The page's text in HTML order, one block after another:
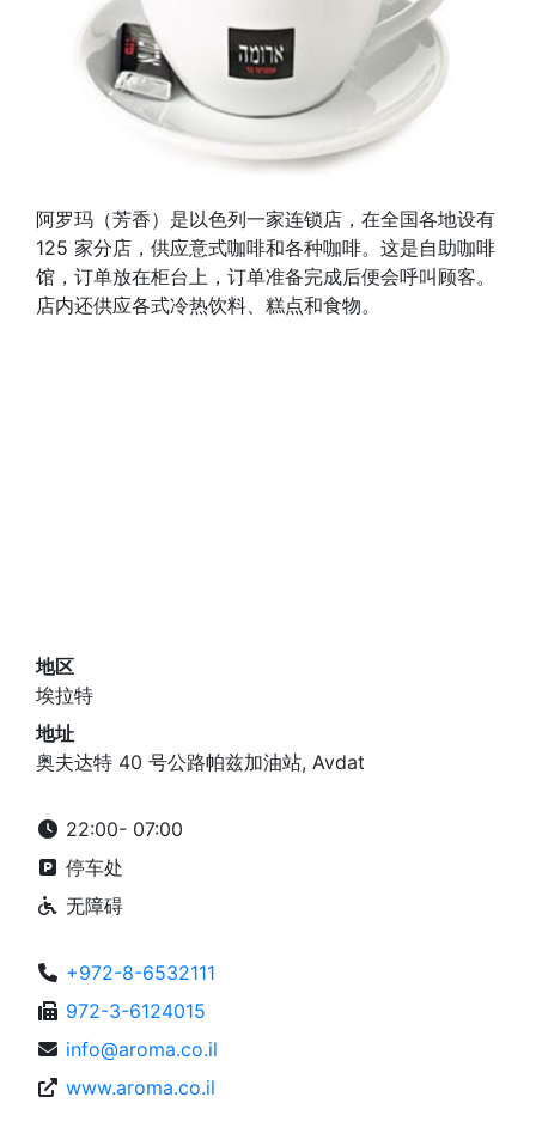
阿罗玛（芳香）是以色列一家连锁店，在全国各地设有
125 家分店，供应意式咖啡和各种咖啡。这是自助咖啡
馆，订单放在柜台上，订单准备完成后便会呼叫顾客。
店内还供应各式冷热饮料、糕点和食物。
地区
埃拉特
地址
奥夫达特 40 号公路帕兹加油站, Avdat
22:00- 07:00
停车处
无障碍
+972-8-6532111
972-3-6124015
info@aroma.co.il
www.aroma.co.il